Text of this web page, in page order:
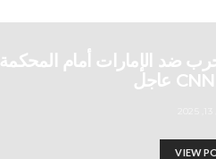
ضد الإمارات أمام المحكمة
VIEW